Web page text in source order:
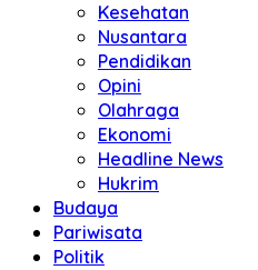
Kesehatan
Nusantara
Pendidikan
Opini
Olahraga
Ekonomi
Headline News
Hukrim
Budaya
Pariwisata
Politik